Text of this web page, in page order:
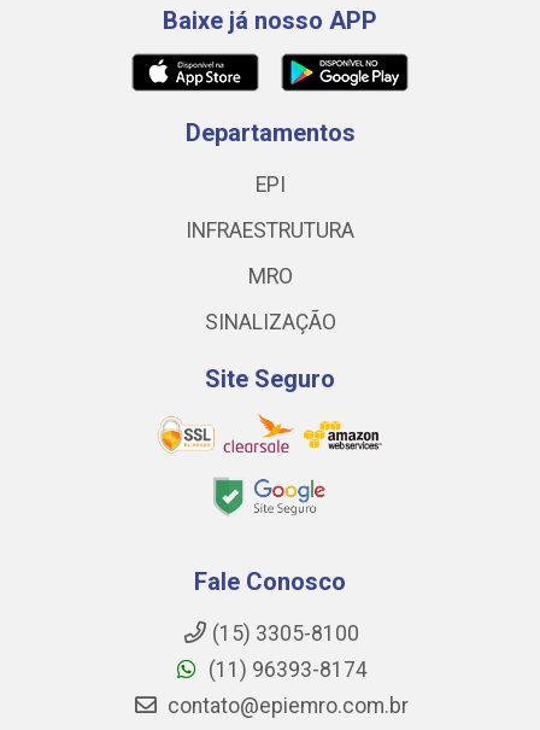
Baixe já nosso APP
Departamentos
EPI
INFRAESTRUTURA
MRO
SINALIZAÇÃO
Site Seguro
Fale Conosco
(15) 3305-8100
(11) 96393-8174
contato@epiemro.com.br